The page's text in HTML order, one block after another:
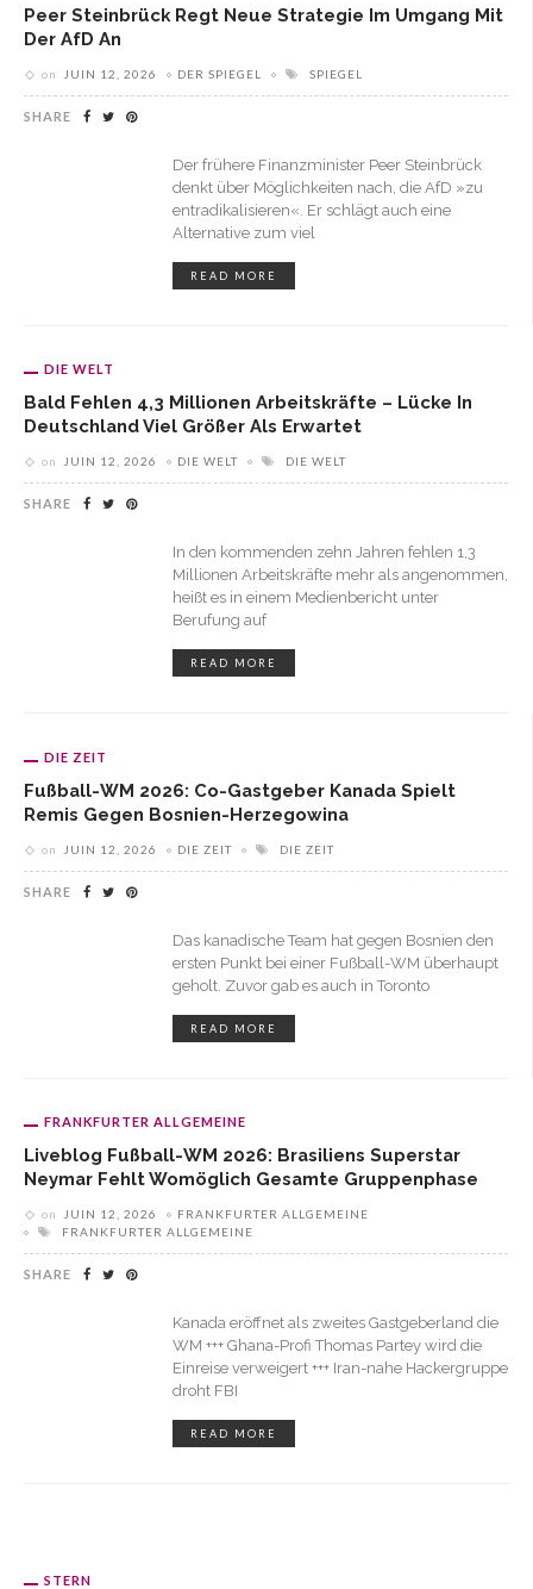
Peer Steinbrück Regt Neue Strategie Im Umgang Mit
Der AfD An
on JUIN 12, 2026 DER SPIEGEL SPIEGEL
SHARE
Der frühere Finanzminister Peer Steinbrück
denkt über Möglichkeiten nach, die AfD »zu
entradikalisieren«. Er schlägt auch eine
Alternative zum viel
READ MORE
DIE WELT
Bald Fehlen 4,3 Millionen Arbeitskräfte – Lücke In
Deutschland Viel Größer Als Erwartet
on JUIN 12, 2026 DIE WELT DIE WELT
SHARE
In den kommenden zehn Jahren fehlen 1,3
Millionen Arbeitskräfte mehr als angenommen,
heißt es in einem Medienbericht unter
Berufung auf
READ MORE
DIE ZEIT
Fußball-WM 2026: Co-Gastgeber Kanada Spielt
Remis Gegen Bosnien-Herzegowina
on JUIN 12, 2026 DIE ZEIT DIE ZEIT
SHARE
Das kanadische Team hat gegen Bosnien den
ersten Punkt bei einer Fußball-WM überhaupt
geholt. Zuvor gab es auch in Toronto
READ MORE
FRANKFURTER ALLGEMEINE
Liveblog Fußball-WM 2026: Brasiliens Superstar
Neymar Fehlt Womöglich Gesamte Gruppenphase
on JUIN 12, 2026
FRANKFURTER ALLGEMEINE
FRANKFURTER ALLGEMEINE
SHARE
Kanada eröffnet als zweites Gastgeberland die
WM +++ Ghana-Profi Thomas Partey wird die
Einreise verweigert +++ Iran-nahe Hackergruppe
droht FBI
READ MORE
STERN